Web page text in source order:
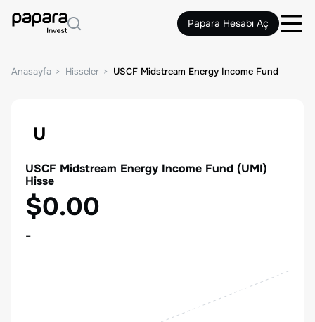
Papara Hesabı Aç
Anasayfa Hisseler USCF Midstream Energy Income Fund
U
USCF Midstream Energy Income Fund (UMI)
Hisse
$0.00
-